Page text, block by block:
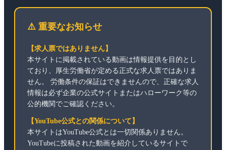
⚠️ 重要なお知らせ
【求人票ではありません】
本サイトに掲載されている動画は情報提供を目的とし
ており、厚生労働省が定める正式な求人票ではありま
せん。 労働条件の保証はできませんので、正確な求人
情報は必ず企業の公式サイトまたはハローワーク等の
公的機関でご確認ください。
【YouTube公式との関係について】
本サイトはYouTube公式とは一切関係ありません。
YouTubeに投稿された動画を紹介しているサイトで